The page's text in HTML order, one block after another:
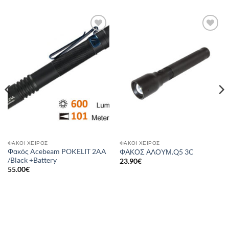
Add to
wishlist
ΦΑΚΟΊ ΧΕΙΡΌΣ
Φακός Acebeam POKELIT 2AA
/Black +Battery
55.00€
ΦΑΚΟΊ ΧΕΙΡΌΣ
ΦΑΚΟΣ ΑΛΟΥΜ.Q5 3C
23.90€